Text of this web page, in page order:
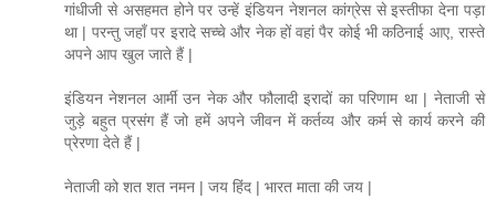
गांधीजी से असहमत होने पर उन्हें इंडियन नेशनल कांग्रेस से इस्तीफा देना पड़ा
था | परन्तु जहाँ पर इरादे सच्चे और नेक हों वहां पैर कोई भी कठिनाई आए, रास्ते
अपने आप खुल जाते हैं |
इंडियन नेशनल आर्मी उन नेक और फौलादी इरादों का परिणाम था | नेताजी से
जुड़े बहुत प्रसंग हैं जो हमें अपने जीवन में कर्तव्य और कर्म से कार्य करने की
प्रेरणा देते हैं |
नेताजी को शत शत नमन | जय हिंद | भारत माता की जय |